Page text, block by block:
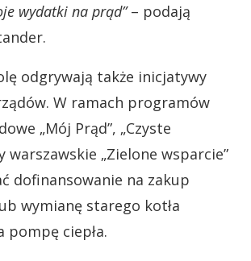
wydatki na prąd”– podają
odgrywają także inicjatywy
W ramach programów
„Mój Prąd”, „Czyste
warszawskie „Zielone wsparcie”
dofinansowanie na zakup
wymianę starego kotła
pompę ciepła.